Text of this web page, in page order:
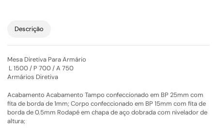
Descrição
Mesa Diretiva Para Armário
L 1500 / P 700 / A 750
Armários Diretiva
Acabamento Acabamento Tampo confeccionado em BP 25mm com
fita de borda de 1mm; Corpo confeccionado em BP 15mm com fita de
borda de 0.5mm Rodapé em chapa de aço dobrada com nivelador de
altura;